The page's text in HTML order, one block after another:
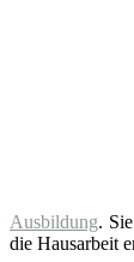
Ausbildung.
die Hausarbeit